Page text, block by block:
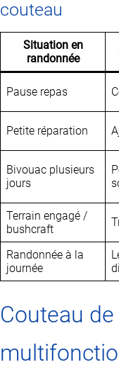
couteau
Situation en
randonnée
Pause repas
Petite réparation
Bivouac plusieurs
jours
Terrain engagé /
bushcraft
Randonnée à la
journée
Couteau